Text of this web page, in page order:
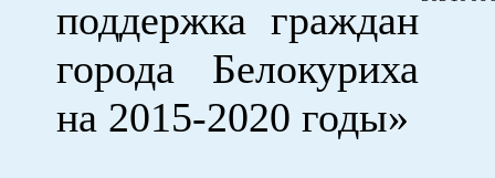
поддержка граждан
города Белокуриха
на 2015-2020 годы»